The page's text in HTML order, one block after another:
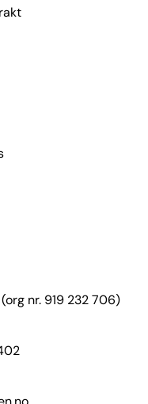
nr. 919 232 706)